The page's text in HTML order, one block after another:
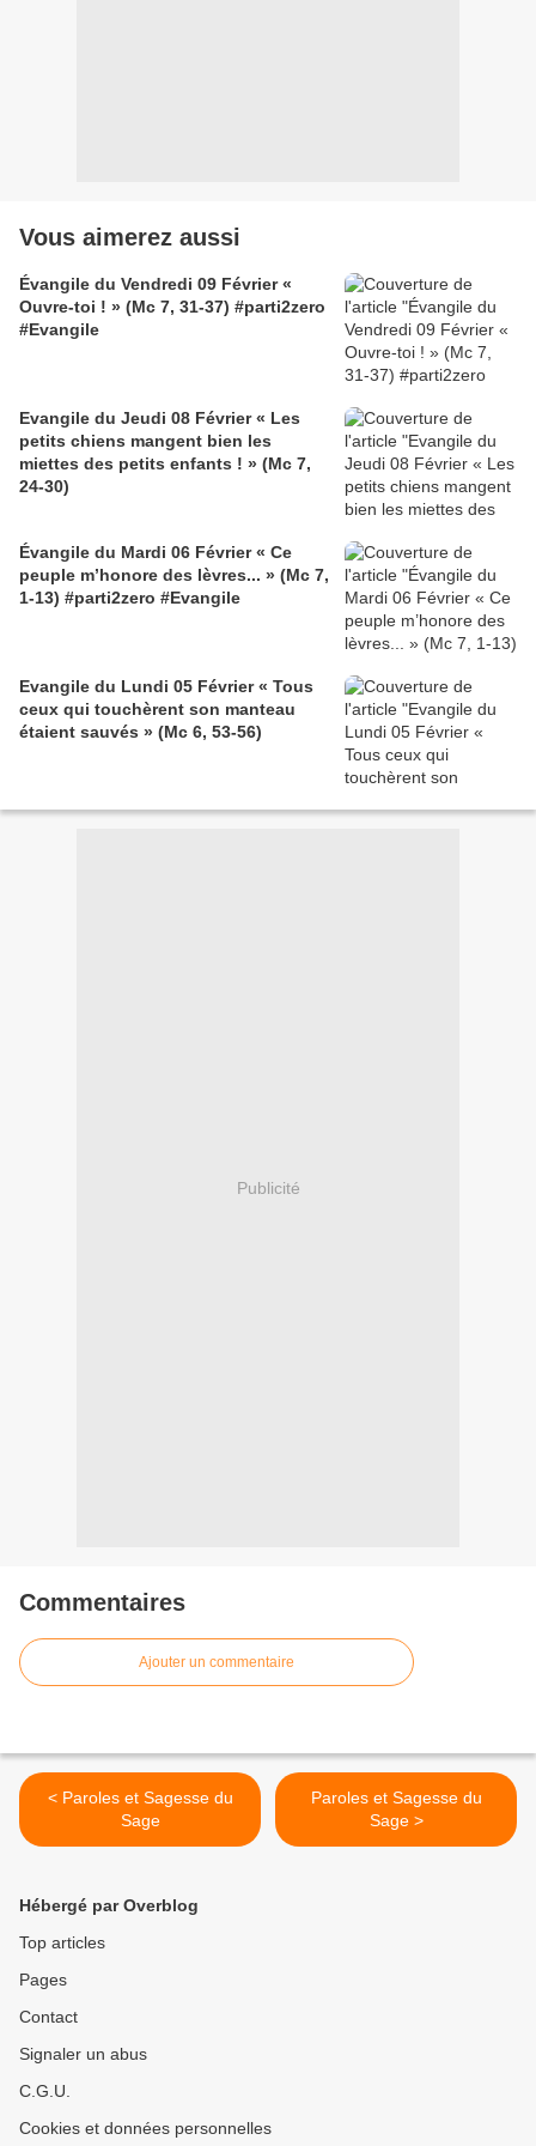
Vous aimerez aussi
Évangile du Vendredi 09 Février «
Ouvre-toi ! » (Mc 7, 31-37) #parti2zero
#Evangile
Evangile du Jeudi 08 Février « Les
petits chiens mangent bien les
miettes des petits enfants ! » (Mc 7,
24-30)
Évangile du Mardi 06 Février « Ce
peuple m’honore des lèvres... » (Mc 7,
1-13) #parti2zero #Evangile
Evangile du Lundi 05 Février « Tous
ceux qui touchèrent son manteau
étaient sauvés » (Mc 6, 53-56)
Publicité
Commentaires
Ajouter un commentaire
< Paroles et Sagesse du
Sage
Paroles et Sagesse du
Sage >
Hébergé par Overblog
Top articles
Pages
Contact
Signaler un abus
C.G.U.
Cookies et données personnelles